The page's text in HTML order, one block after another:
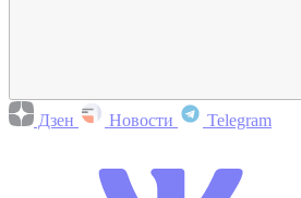
Дзен Новости Telegram